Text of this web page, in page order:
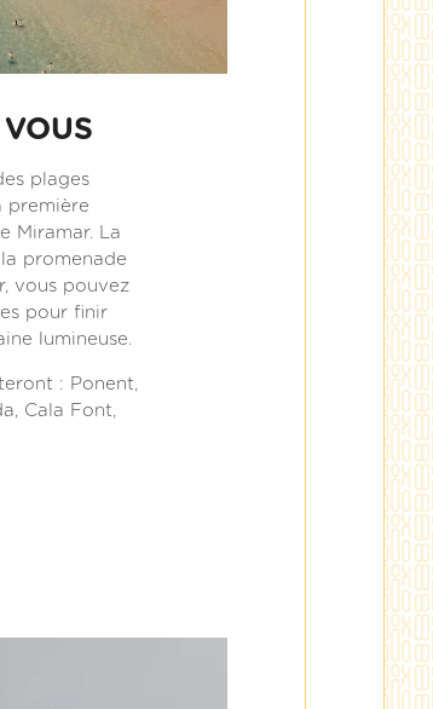
plages
première
Miramar. La
promenade
vous pouvez
pour finir
lumineuse.
: Ponent,
Cala Font,